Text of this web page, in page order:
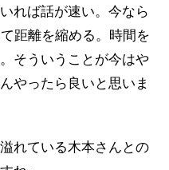
れば話が速い。今なら
距離を縮める。時間を
そういうことが今はや
やったら良いと思いま
れている木本さんとの